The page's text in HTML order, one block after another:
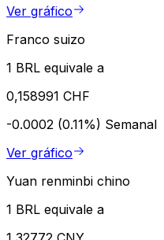
Ver gráfico
Franco suizo
1 BRL equivale a
0,158991 CHF
-0.0002 (0.11%) Semanal
Ver gráfico
Yuan renminbi chino
1 BRL equivale a